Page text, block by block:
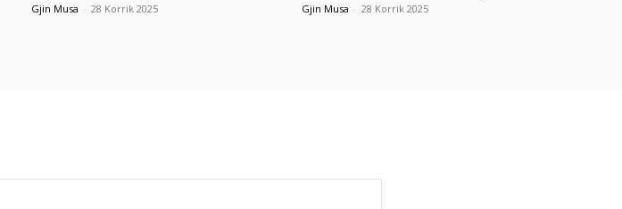
Gjin Musa - 28 Korrik 2025 Gjin Musa - 28 Korrik 2025